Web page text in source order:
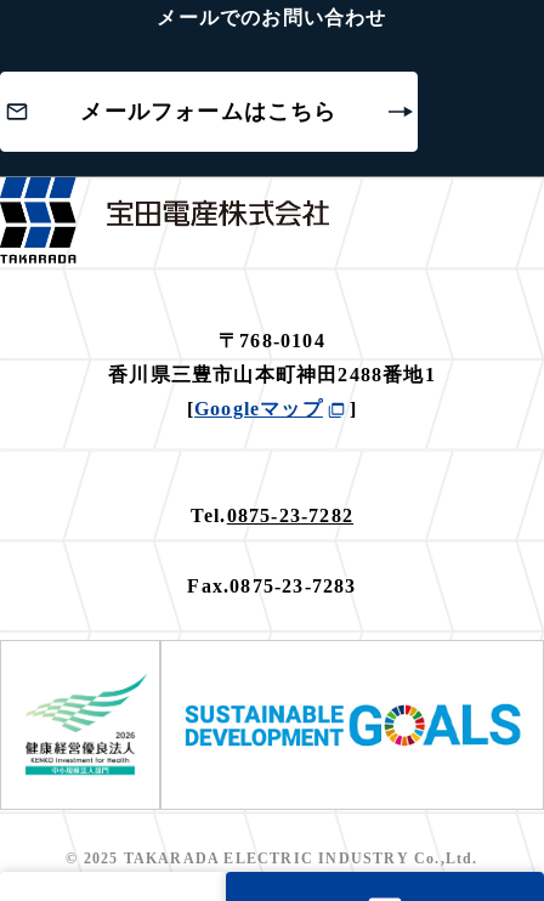
メールでのお問い合わせ
メールフォームはこちら
〒768-0104
香川県三豊市山本町神田2488番地1
[Googleマップ ]
Tel.0875-23-7282
Fax.0875-23-7283
© 2025 TAKARADA ELECTRIC INDUSTRY Co.,Ltd.